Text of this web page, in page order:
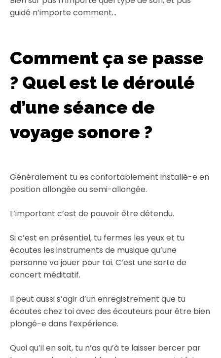
guidé n’importe comment…
Comment ça se passe
? Quel est le déroulé
d’une séance de
voyage sonore ?
Généralement tu es confortablement installé-e en
position allongée ou semi-allongée.
L’important c’est de pouvoir être détendu.
Si c’est en présentiel, tu fermes les yeux et tu
écoutes les instruments de musique qu’une
personne va jouer pour toi. C’est une sorte de
concert méditatif.
Il peut aussi s’agir d’un enregistrement que tu
écoutes chez toi avec des écouteurs pour être bien
plongé-e dans l’expérience.
Quoi qu’il en soit, tu n’as qu’à te laisser bercer par